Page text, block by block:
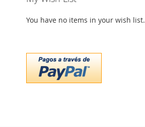
You have no items in your wish list.